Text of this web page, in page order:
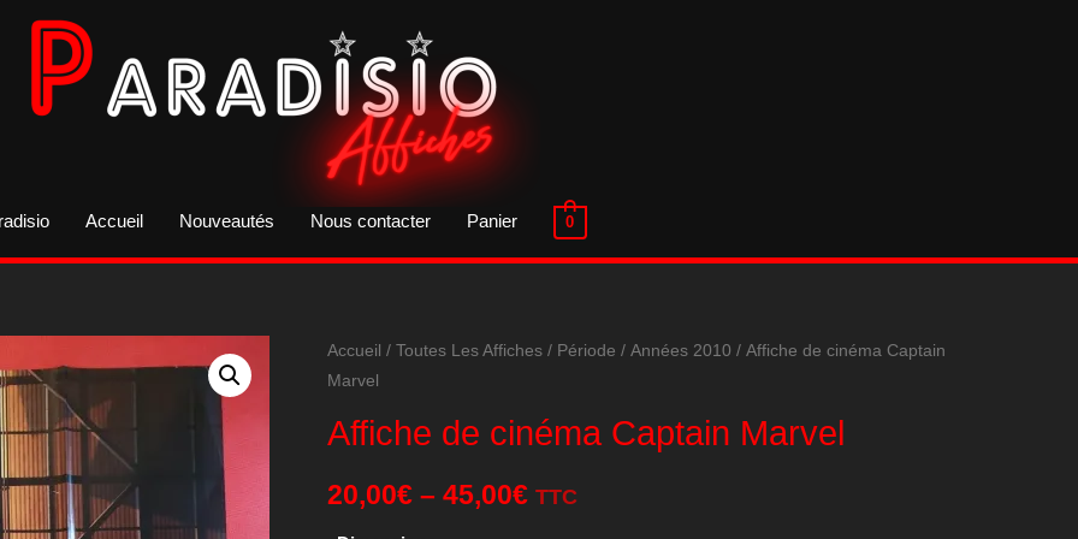
Accueil Nouveautés Nous contacter Panier 0
Accueil / Toutes Les Affiches / Période / Années 2010 / Affiche de cinéma Captain
Marvel
Affiche de cinéma Captain Marvel
20,00€ – 45,00€ TTC